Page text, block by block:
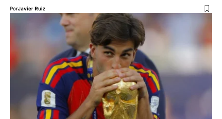
PorJavier Ruiz